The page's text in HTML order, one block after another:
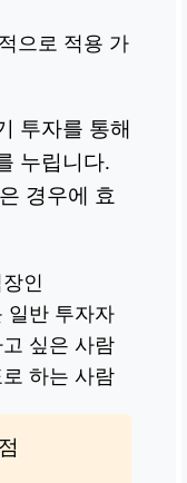
으로 적용 가
투자를 통해
누립니다.
경우에 효
인
일반 투자자
싶은 사람
하는 사람